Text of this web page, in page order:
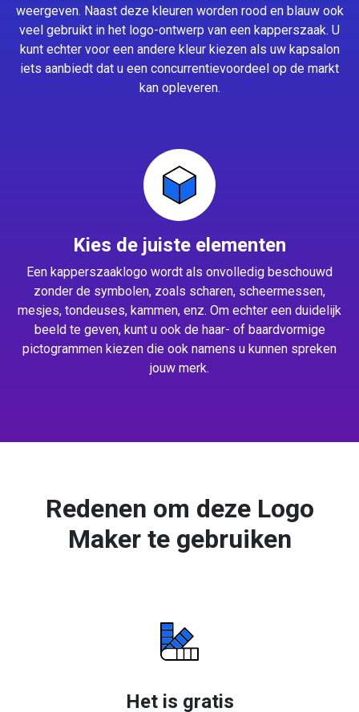
weergeven. Naast deze kleuren worden rood en blauw ook
veel gebruikt in het logo-ontwerp van een kapperszaak. U
kunt echter voor een andere kleur kiezen als uw kapsalon
iets aanbiedt dat u een concurrentievoordeel op de markt
kan opleveren.
Kies de juiste elementen
Een kapperszaaklogo wordt als onvolledig beschouwd
zonder de symbolen, zoals scharen, scheermessen,
mesjes, tondeuses, kammen, enz. Om echter een duidelijk
beeld te geven, kunt u ook de haar- of baardvormige
pictogrammen kiezen die ook namens u kunnen spreken
jouw merk.
Redenen om deze Logo
Maker te gebruiken
Het is gratis